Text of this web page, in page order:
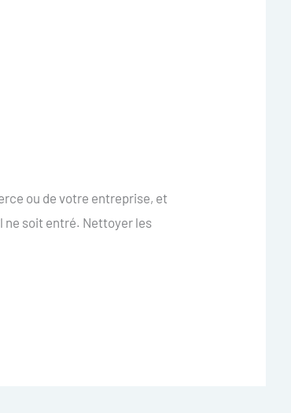
ou de votre entreprise, et
ne soit entré. Nettoyer les